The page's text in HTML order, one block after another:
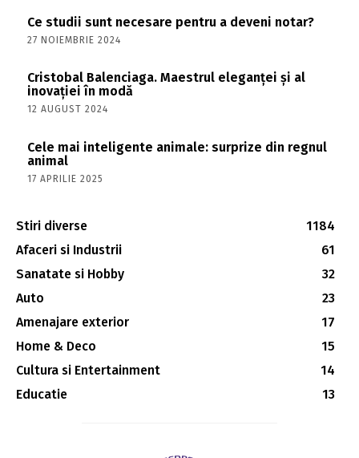
Ce studii sunt necesare pentru a deveni notar?
27 NOIEMBRIE 2024
Cristobal Balenciaga. Maestrul eleganței și al
inovației în modă
12 AUGUST 2024
Cele mai inteligente animale: surprize din regnul
animal
17 APRILIE 2025
Stiri diverse
1184
Afaceri si Industrii
61
Sanatate si Hobby
32
Auto
23
Amenajare exterior
17
Home & Deco
15
Cultura si Entertainment
14
Educatie
13